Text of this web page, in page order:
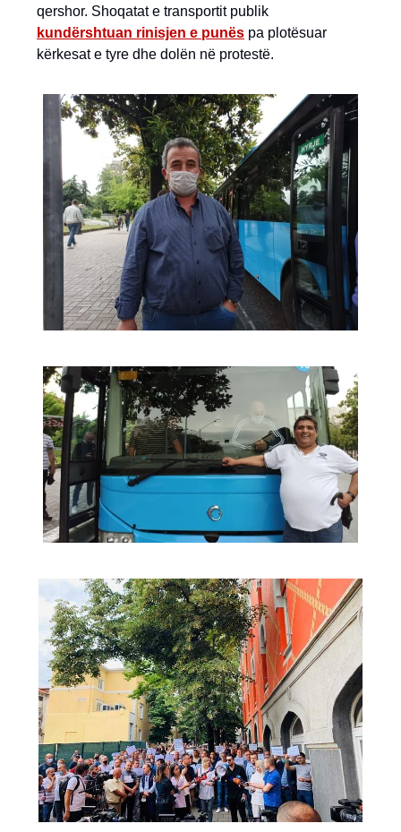
qershor. Shoqatat e transportit publik
kundërshtuan rinisjen e punës pa plotësuar
kërkesat e tyre dhe dolën në protestë.